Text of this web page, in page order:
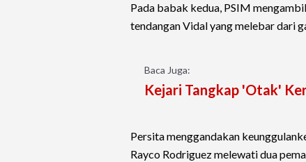
Pada babak kedua, PSIM
tendangan Vidal yang melebar dari
Baca Juga:
Kejari Tangkap 'Otak'
Persita menggandakan
Rayco Rodriguez melewati dua